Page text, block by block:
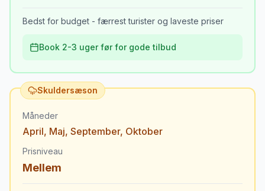
Bedst for budget - færrest turister og laveste priser
Book 2-3 uger før for gode tilbud
Skuldersæson
Måneder
April, Maj, September, Oktober
Prisniveau
Mellem